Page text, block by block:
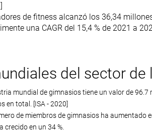
de fitness alcanzó los 36,34
una CAGR del 15,4 % de 2021 a
del sector de
mundial de gimnasios tiene un valor de 96.7
en total. [ISA - 2020]
de miembros de gimnasios ha aumentado
crecido en un 34 %.